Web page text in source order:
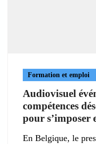
Formation et emploi
Audiovisuel
compétences
pour s’imposer
En Belgique, le